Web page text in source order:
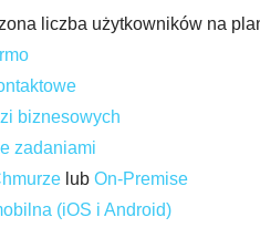
liczba użytkowników na
biznesowych
zadaniami
lub On-Premise
(iOS i Android)